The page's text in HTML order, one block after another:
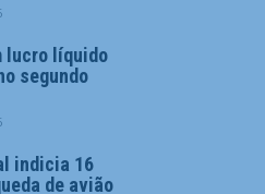
lucro líquido
segundo
indicia 16
de avião